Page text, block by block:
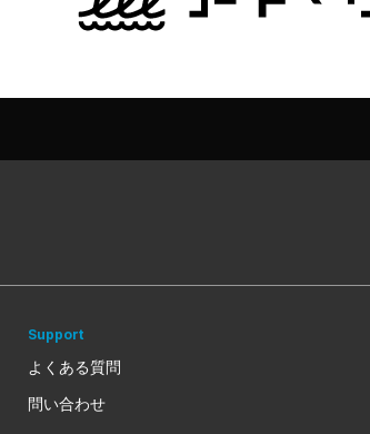
Support
よくある質問
問い合わせ